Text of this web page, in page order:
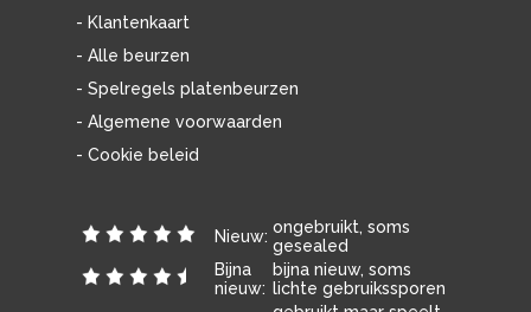
- Klantenkaart
- Alle beurzen
- Spelregels platenbeurzen
- Algemene voorwaarden
- Cookie beleid
Nieuw: ongebruikt, soms
gesealed
Bijna
nieuw:
bijna nieuw, soms
lichte gebruikssporen